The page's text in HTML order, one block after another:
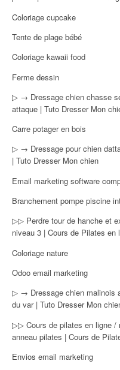
Coloriage cupcake
Tente de plage bébé
Coloriage kawaii food
Ferme dessin
▷ → Dressage chien chasse
attaque | Tuto Dresser Mon
Carre potager en bois
▷ → Dressage pour chien
| Tuto Dresser Mon chien
Email marketing software
Branchement pompe piscine
▷▷ Perdre tour de hanche et
niveau 3 | Cours de Pilates en
Coloriage nature
Odoo email marketing
▷ → Dressage chien malinois
du var | Tuto Dresser Mon
▷▷ Cours de pilates en ligne /
anneau pilates | Cours de
Envios email marketing